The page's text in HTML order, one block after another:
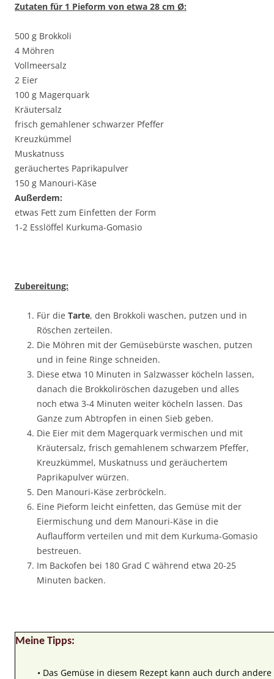
Zutaten für 1 Pieform von etwa 28 cm Ø:
500 g Brokkoli
4 Möhren
Vollmeersalz
2 Eier
100 g Magerquark
Kräutersalz
frisch gemahlener schwarzer Pfeffer
Kreuzkümmel
Muskatnuss
geräuchertes Paprikapulver
150 g Manouri-Käse
Außerdem:
etwas Fett zum Einfetten der Form
1-2 Esslöffel Kurkuma-Gomasio
Zubereitung:
Für die Tarte, den Brokkoli waschen, putzen und in
Röschen zerteilen.
Die Möhren mit der Gemüsebürste waschen, putzen
und in feine Ringe schneiden.
Diese etwa 10 Minuten in Salzwasser köcheln lassen,
danach die Brokkoliröschen dazugeben und alles
noch etwa 3-4 Minuten weiter köcheln lassen. Das
Ganze zum Abtropfen in einen Sieb geben.
Die Eier mit dem Magerquark vermischen und mit
Kräutersalz, frisch gemahlenem schwarzem Pfeffer,
Kreuzkümmel, Muskatnuss und geräuchertem
Paprikapulver würzen.
Den Manouri-Käse zerbröckeln.
Eine Pieform leicht einfetten, das Gemüse mit der
Eiermischung und dem Manouri-Käse in die
Auflaufform verteilen und mit dem Kurkuma-Gomasio
bestreuen.
Im Backofen bei 180 Grad C während etwa 20-25
Minuten backen.
Meine Tipps:
• Das Gemüse in diesem Rezept kann auch durch